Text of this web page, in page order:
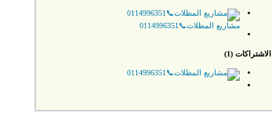
مشاريع المظلات📞0114996351
الاشتراكات (1)